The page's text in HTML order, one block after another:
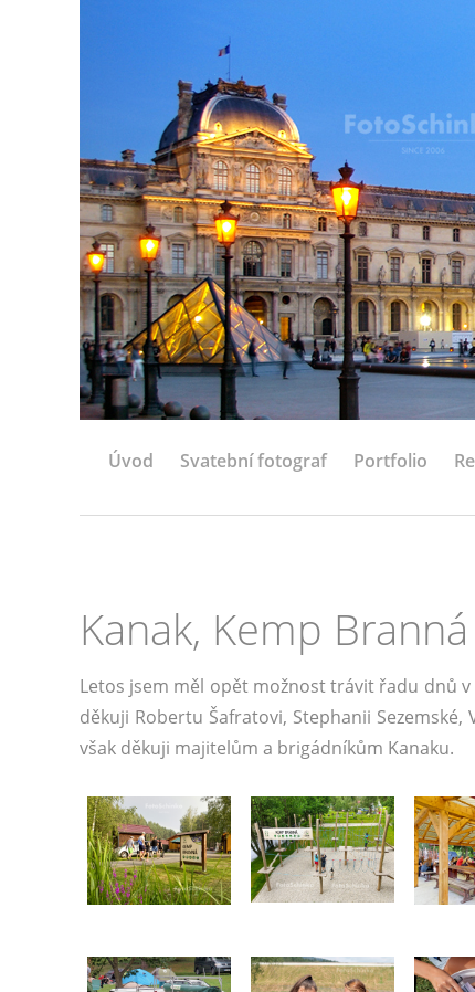
Úvod Svatební fotograf Portfolio
Kanak, Kemp Branná
Letos jsem měl opět možnost trávit řadu dnů
děkuji Robertu Šafratovi, Stephanii
však děkuji majitelům a brigádníkům Kanaku.